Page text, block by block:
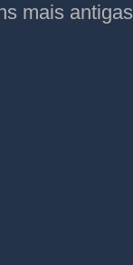
mais antigas